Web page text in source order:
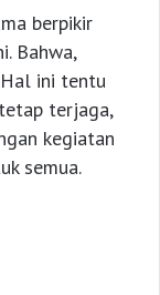
berpikir
Bahwa,
ini tentu
terjaga,
kegiatan
semua.